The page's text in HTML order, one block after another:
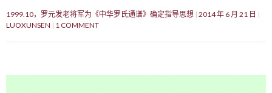
1999.10，罗元发老将军为《中华罗氏通谱》确定指导思想 2014 年 6 月 21 日
LUOXUNSEN
1 COMMENT